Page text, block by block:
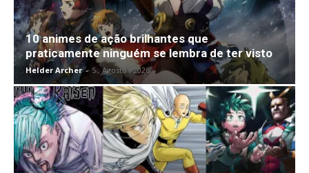
10 animes de ação brilhantes que
praticamente ninguém se lembra de ter visto
Helder Archer - 5 , Agosto , 2026